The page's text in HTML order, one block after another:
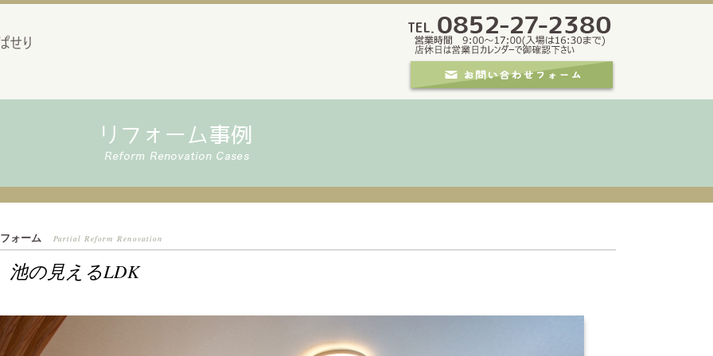
ォーム Partial Reform Renovation
池の見えるLDK